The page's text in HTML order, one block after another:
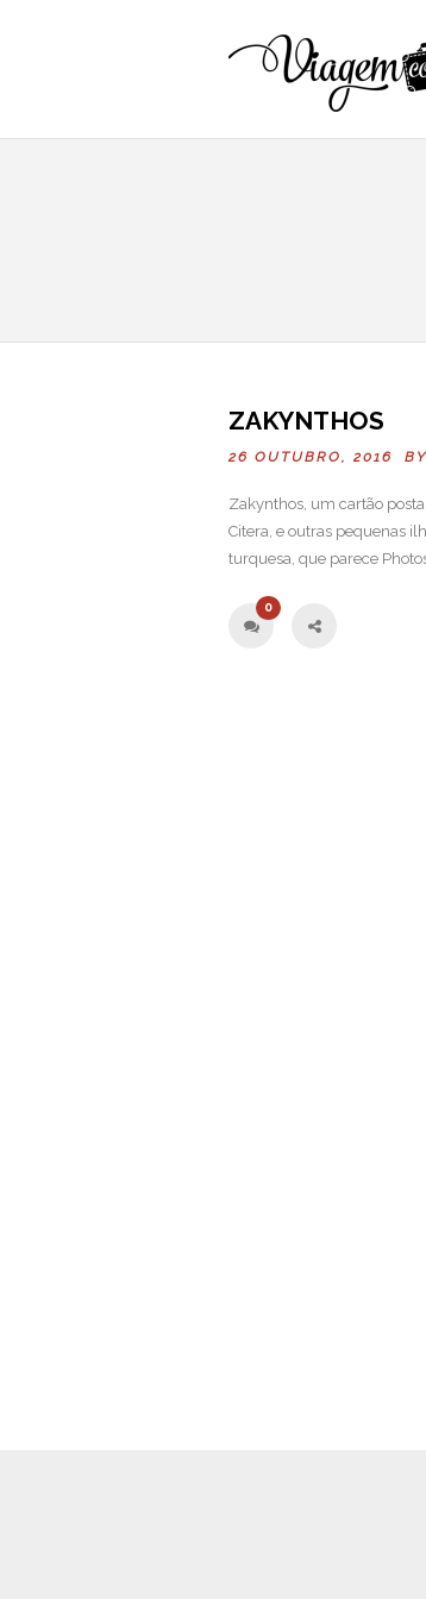
ZAKYNTHOS
26 OUTUBRO, 2016 BY
Zakynthos, um cartão
Citera, e outras pequenas
turquesa, que parece
0